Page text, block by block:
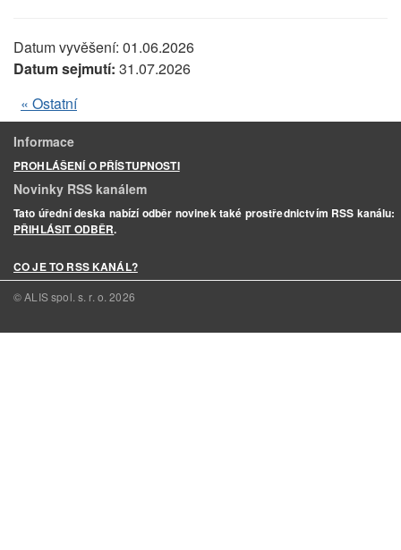
Datum vyvěšení: 01.06.2026
Datum sejmutí: 31.07.2026
« Ostatní
Informace
PROHLÁŠENÍ O PŘÍSTUPNOSTI
Novinky RSS kanálem
Tato úřední deska nabízí odběr novinek také prostřednictvím RSS kanálu:
PŘIHLÁSIT ODBĚR.
CO JE TO RSS KANÁL?
© ALIS spol. s. r. o.2026